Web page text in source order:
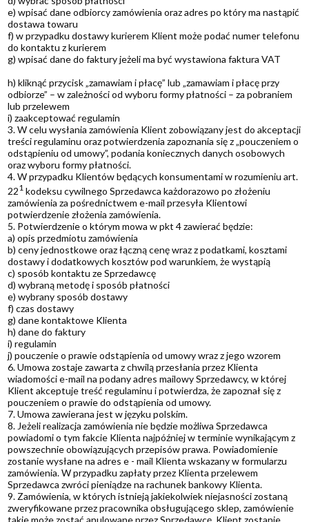
e) wpisać dane odbiorcy zamówienia oraz adres po który ma nastąpić
dostawa towaru
f) w przypadku dostawy kurierem Klient może podać numer telefonu
do kontaktu z kurierem
g) wpisać dane do faktury jeżeli ma być wystawiona faktura VAT
h) kliknąć przycisk „zamawiam i płacę” lub „zamawiam i płacę przy
odbiorze” – w zależności od wyboru formy płatności – za pobraniem
lub przelewem
i) zaakceptować regulamin
3. W celu wysłania zamówienia Klient zobowiązany jest do akceptacji
treści regulaminu oraz potwierdzenia zapoznania się z „pouczeniem o
odstąpieniu od umowy”, podania koniecznych danych osobowych
oraz wyboru formy płatności.
4. W przypadku Klientów będących konsumentami w rozumieniu art.
221 kodeksu cywilnego Sprzedawca każdorazowo po złożeniu
zamówienia za pośrednictwem e-mail przesyła Klientowi
potwierdzenie złożenia zamówienia.
5. Potwierdzenie o którym mowa w pkt 4 zawierać będzie:
a) opis przedmiotu zamówienia
b) ceny jednostkowe oraz łączną cenę wraz z podatkami, kosztami
dostawy i dodatkowych kosztów pod warunkiem, że wystąpią
c) sposób kontaktu ze Sprzedawcę
d) wybraną metodę i sposób płatności
e) wybrany sposób dostawy
f) czas dostawy
g) dane kontaktowe Klienta
h) dane do faktury
i) regulamin
j) pouczenie o prawie odstąpienia od umowy wraz z jego wzorem
6. Umowa zostaje zawarta z chwilą przesłania przez Klienta
wiadomości e-mail na podany adres mailowy Sprzedawcy, w której
Klient akceptuje treść regulaminu i potwierdza, że zapoznał się z
pouczeniem o prawie do odstąpienia od umowy.
7. Umowa zawierana jest w języku polskim.
8. Jeżeli realizacja zamówienia nie będzie możliwa Sprzedawca
powiadomi o tym fakcie Klienta najpóźniej w terminie wynikającym z
powszechnie obowiązujących przepisów prawa. Powiadomienie
zostanie wysłane na adres e - mail Klienta wskazany w formularzu
zamówienia. W przypadku zapłaty przez Klienta przelewem
Sprzedawca zwróci pieniądze na rachunek bankowy Klienta.
9. Zamówienia, w których istnieją jakiekolwiek niejasności zostaną
zweryfikowane przez pracownika obsługującego sklep, zamówienie
takie może zostać anulowane przez Sprzedawcę. Klient zostanie